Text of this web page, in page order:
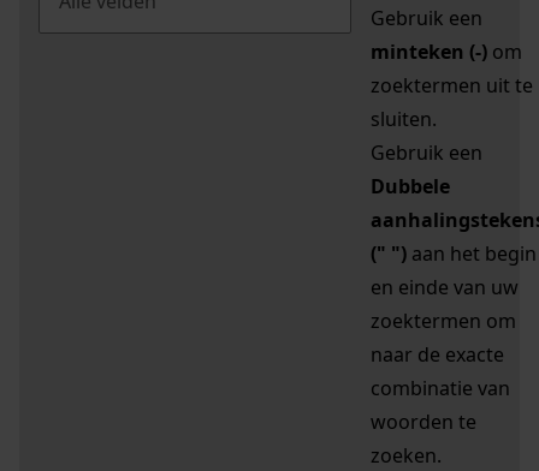
Gebruik een
minteken (-) om
zoektermen uit te
sluiten.
Gebruik een
Dubbele
(" ") aan het begin
en einde van uw
zoektermen om
naar de exacte
combinatie van
woorden te
zoeken.